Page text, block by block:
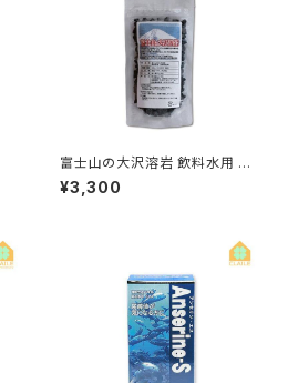
富士山の大沢溶岩 飲料水用 20
0g
¥3,300